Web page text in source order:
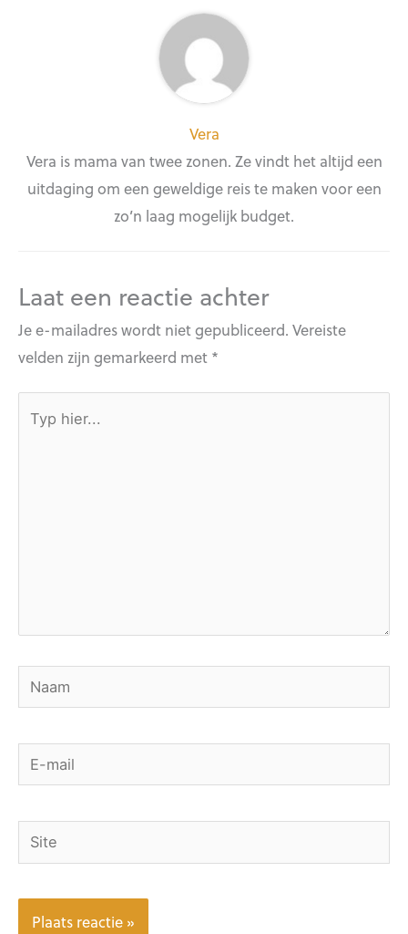
Vera
Vera is mama van twee zonen. Ze vindt het altijd een
uitdaging om een geweldige reis te maken voor een
zo’n laag mogelijk budget.
Laat een reactie achter
Je e-mailadres wordt niet gepubliceerd. Vereiste
velden zijn gemarkeerd met *
hier...
Naam
E-
mail
Site